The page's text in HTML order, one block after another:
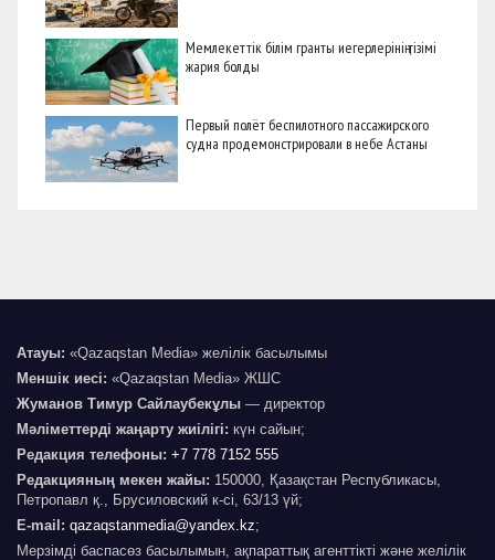
Мемлекеттік білім гранты иегерлерінің тізімі
жария болды
Первый полёт беспилотного пассажирского
судна продемонстрировали в небе Астаны
Атауы: «Qazaqstan Media» желілік басылымы
Меншік иесі: «Qazaqstan Media» ЖШС
Жуманов Тимур Сайлаубекұлы — директор
Мәліметтерді жаңарту жиілігі: күн сайын;
Редакция телефоны: +7 778 7152 555
Редакцияның мекен жайы: 150000, Қазақстан Республикасы,
Петропавл қ., Брусиловский к-сі, 63/13 үй;
E-mail: qazaqstanmedia@yandex.kz;
Мерзімді баспасөз басылымын, ақпараттық агенттікті және желілік